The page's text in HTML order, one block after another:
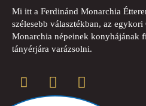
Mi itt a Ferdinánd Monarchia
szélesebb választékban, az
Monarchia népeinek konyhájának
tányérjára varázsolni.